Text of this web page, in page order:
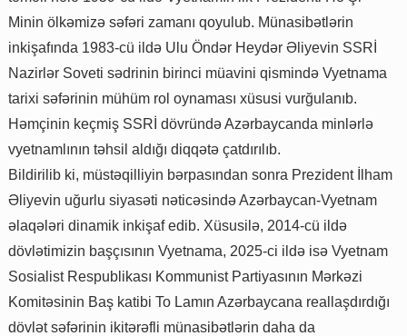
Minin ölkəmizə səfəri zamanı qoyulub. Münasibətlərin
inkişafında 1983-cü ildə Ulu Öndər Heydər Əliyevin SSRİ
Nazirlər Soveti sədrinin birinci müavini qismində Vyetnama
tarixi səfərinin mühüm rol oynaması xüsusi vurğulanıb.
Həmçinin keçmiş SSRİ dövründə Azərbaycanda minlərlə
vyetnamlının təhsil aldığı diqqətə çatdırılıb.
Bildirilib ki, müstəqilliyin bərpasından sonra Prezident İlham
Əliyevin uğurlu siyasəti nəticəsində Azərbaycan-Vyetnam
əlaqələri dinamik inkişaf edib. Xüsusilə, 2014-cü ildə
dövlətimizin başçısının Vyetnama, 2025-ci ildə isə Vyetnam
Sosialist Respublikası Kommunist Partiyasının Mərkəzi
Komitəsinin Baş katibi To Lamın Azərbaycana reallaşdırdığı
dövlət səfərinin ikitərəfli münasibətlərin daha da